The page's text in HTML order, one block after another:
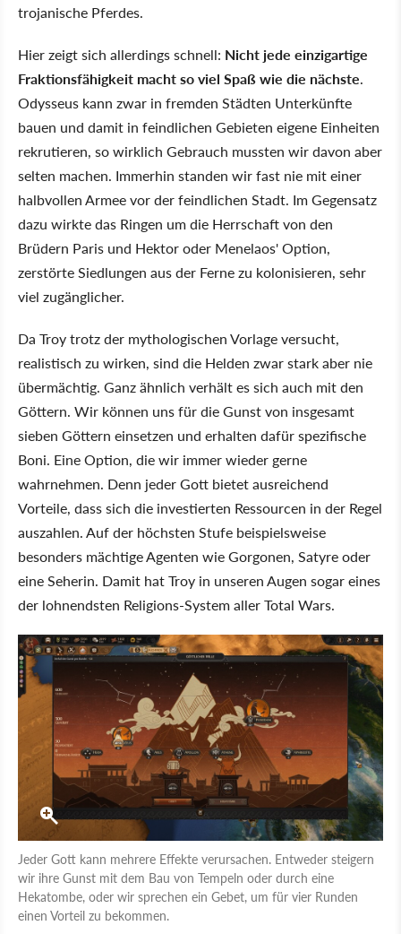
trojanische Pferdes.
Hier zeigt sich allerdings schnell: Nicht jede einzigartige
Fraktionsfähigkeit macht so viel Spaß wie die nächste.
Odysseus kann zwar in fremden Städten Unterkünfte
bauen und damit in feindlichen Gebieten eigene Einheiten
rekrutieren, so wirklich Gebrauch mussten wir davon aber
selten machen. Immerhin standen wir fast nie mit einer
halbvollen Armee vor der feindlichen Stadt. Im Gegensatz
dazu wirkte das Ringen um die Herrschaft von den
Brüdern Paris und Hektor oder Menelaos' Option,
zerstörte Siedlungen aus der Ferne zu kolonisieren, sehr
viel zugänglicher.
Da Troy trotz der mythologischen Vorlage versucht,
realistisch zu wirken, sind die Helden zwar stark aber nie
übermächtig. Ganz ähnlich verhält es sich auch mit den
Göttern. Wir können uns für die Gunst von insgesamt
sieben Göttern einsetzen und erhalten dafür spezifische
Boni. Eine Option, die wir immer wieder gerne
wahrnehmen. Denn jeder Gott bietet ausreichend
Vorteile, dass sich die investierten Ressourcen in der Regel
auszahlen. Auf der höchsten Stufe beispielsweise
besonders mächtige Agenten wie Gorgonen, Satyre oder
eine Seherin. Damit hat Troy in unseren Augen sogar eines
der lohnendsten Religions-System aller Total Wars.
Jeder Gott kann mehrere Effekte verursachen. Entweder steigern
wir ihre Gunst mit dem Bau von Tempeln oder durch eine
Hekatombe, oder wir sprechen ein Gebet, um für vier Runden
einen Vorteil zu bekommen.